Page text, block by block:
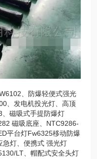
、防爆轻便式强光
、发电机投光灯、高顶
磁吸式手提防爆灯
磁吸底座、NTC9286-
平台灯Fw6325移动防爆
急灯、便携式 强光灯
LT、帽配式安全头灯